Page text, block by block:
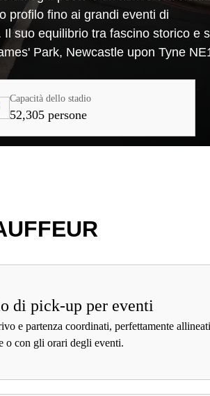
profilo fino ai grandi eventi di
suo equilibrio tra fascino storico e
Park, Newcastle upon Tyne
Capacità dello stadio
52,305 persone
di pick-up per eventi
e partenza coordinati, perfettamente
o con gli orari degli eventi.